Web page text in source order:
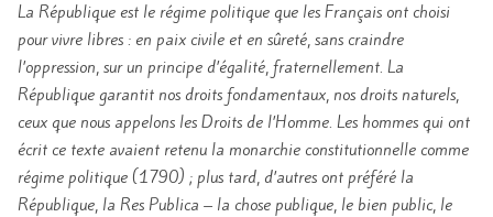
La République est le régime politique que les Français ont choisi
pour vivre libres : en paix civile et en sûreté, sans craindre
l’oppression, sur un principe d’égalité, fraternellement. La
République garantit nos droits fondamentaux, nos droits naturels,
ceux que nous appelons les Droits de l’Homme. Les hommes qui ont
écrit ce texte avaient retenu la monarchie constitutionnelle comme
régime politique (1790) ; plus tard, d’autres ont préféré la
République, la Res Publica – la chose publique, le bien public, le